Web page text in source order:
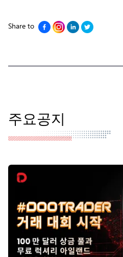
Share to
주요공지